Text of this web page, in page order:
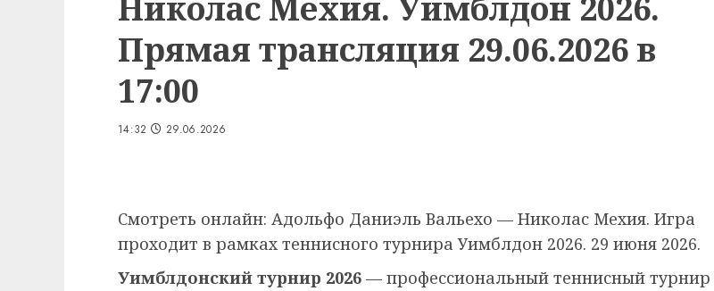
Прямая трансляция 29.06.2026 в
17:00
14:32 29.06.2026
Смотреть онлайн: Адольфо Даниэль Вальехо — Николас Мехия. Игра
проходит в рамках теннисного турнира Уимблдон 2026. 29 июня 2026.
Уимблдонский турнир 2026 — профессиональный теннисный турнир